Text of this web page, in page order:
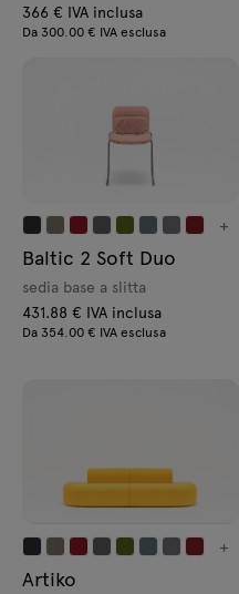
366 € IVA inclusa
Da 300.00 € IVA esclusa
+
Baltic 2 Soft Duo
sedia base a slitta
431.88 € IVA inclusa
Da 354.00 € IVA esclusa
+
Artiko